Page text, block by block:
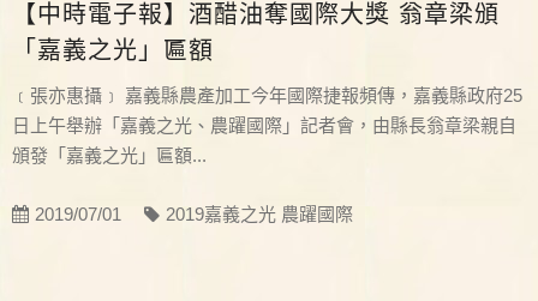
【中時電子報】酒醋油奪國際大獎 翁章梁頒
「嘉義之光」匾額
﹝張亦惠攝﹞ 嘉義縣農產加工今年國際捷報頻傳，嘉義縣政府25
日上午舉辦「嘉義之光、農躍國際」記者會，由縣長翁章梁親自
頒發「嘉義之光」匾額...
2019/07/01 2019嘉義之光 農躍國際